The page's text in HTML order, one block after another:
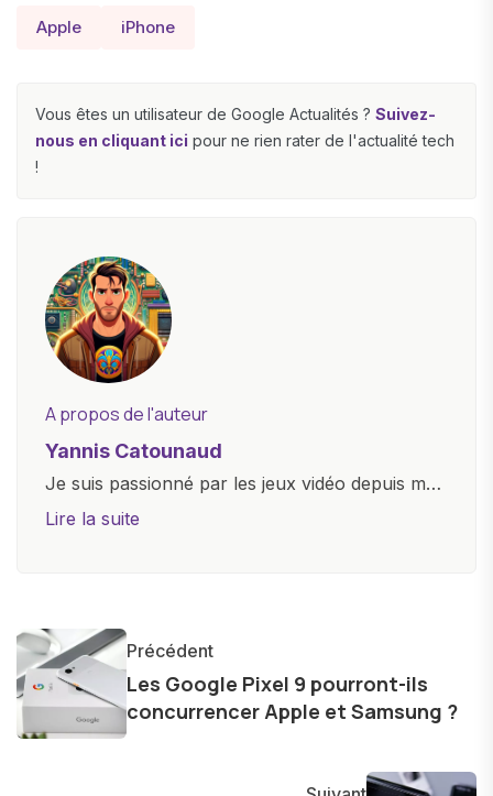
Apple iPhone
Vous êtes un utilisateur de Google Actualités ? Suivez-
nous en cliquant ici pour ne rien rater de l'actualité tech
!
A propos de l'auteur
Yannis Catounaud
Je suis passionné par les jeux vidéo depuis mon
plus jeune âge. Mon amour pour l'univers
et bien d'autres gadgets technologiques. Armé
d'une curiosité insatiable, j'aime dévoiler les
dernières tendances et innovations, partageant
avec enthousiasme mes découvertes avec la
l'exploration constante des frontières de la
Lire la suite
Précédent
Les Google Pixel 9 pourront-ils
concurrencer Apple et Samsung ?